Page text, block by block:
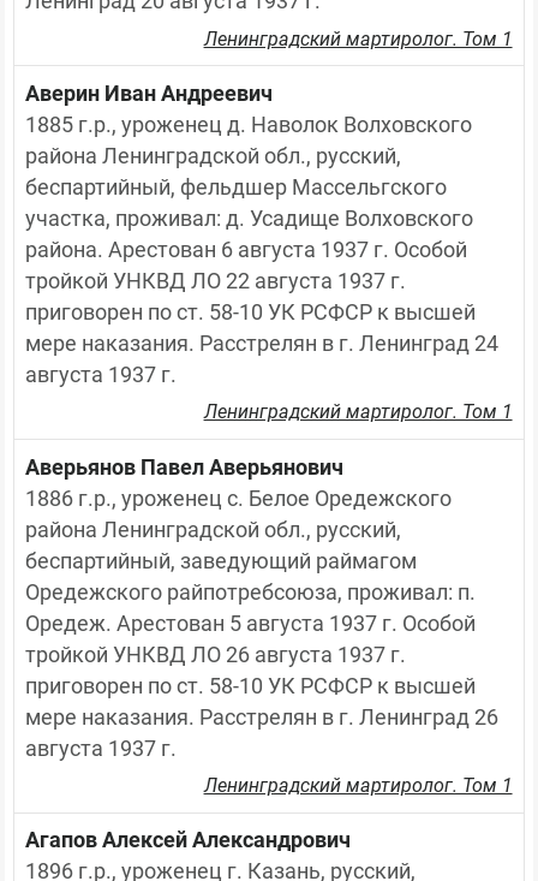
Ленинградский мартиролог. Том 1
Аверин Иван Андреевич
1885 г.р., уроженец д. Наволок Волховского
района Ленинградской обл., русский,
беспартийный, фельдшер Массельгского
участка, проживал: д. Усадище Волховского
района. Арестован 6 августа 1937 г. Особой
тройкой УНКВД ЛО 22 августа 1937 г.
приговорен по ст. 58-10 УК РСФСР к высшей
мере наказания. Расстрелян в г. Ленинград 24
августа 1937 г.
Ленинградский мартиролог. Том 1
Аверьянов Павел Аверьянович
1886 г.р., уроженец с. Белое Оредежского
района Ленинградской обл., русский,
беспартийный, заведующий раймагом
Оредежского райпотребсоюза, проживал: п.
Оредеж. Арестован 5 августа 1937 г. Особой
тройкой УНКВД ЛО 26 августа 1937 г.
приговорен по ст. 58-10 УК РСФСР к высшей
мере наказания. Расстрелян в г. Ленинград 26
августа 1937 г.
Ленинградский мартиролог. Том 1
Агапов Алексей Александрович
1896 г.р., уроженец г. Казань, русский,